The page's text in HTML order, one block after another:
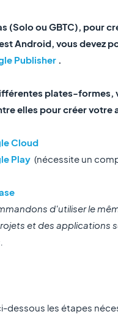
(Solo ou GBTC), pour
Android, vous devez
Publisher.
plates-formes,
elles pour créer votre
Cloud
Play (nécessite un
d'utiliser le
et des applications
dessous les étapes